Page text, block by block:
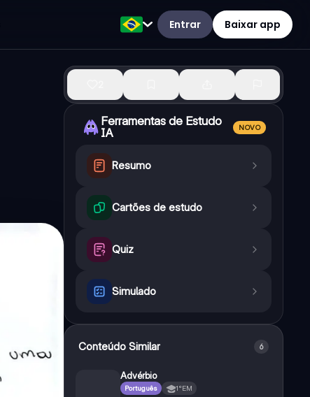
Entrar Baixar app
Ferramentas de Estudo
IA
NOVO
Resumo
Cartões de estudo
Quiz
Simulado
Conteúdo Similar 6
Advérbio
Português 1°EM